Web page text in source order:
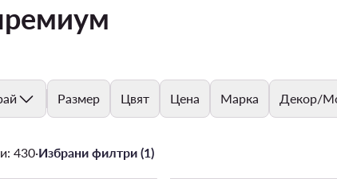
Размер Цвят Цена Марка Декор/
430·Избрани филтри (1)